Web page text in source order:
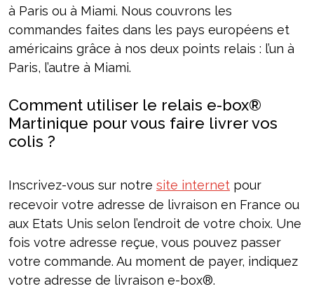
à Paris ou à Miami. Nous couvrons les
commandes faites dans les pays européens et
américains grâce à nos deux points relais : l’un à
Paris, l’autre à Miami.
Comment utiliser le relais e-box®
Martinique pour vous faire livrer vos
colis ?
Inscrivez-vous sur notre site internet pour
recevoir votre adresse de livraison en France ou
aux Etats Unis selon l’endroit de votre choix. Une
fois votre adresse reçue, vous pouvez passer
votre commande. Au moment de payer, indiquez
votre adresse de livraison e-box®.